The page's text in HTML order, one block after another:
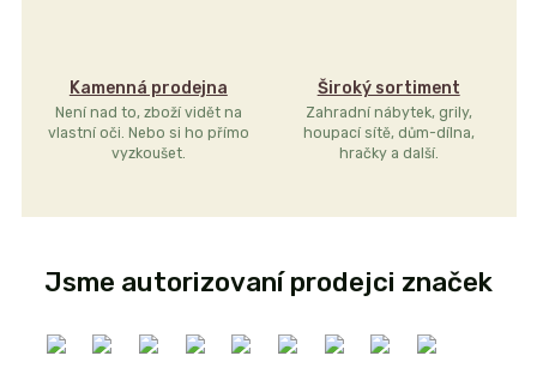
Kamenná prodejna
Není nad to, zboží vidět na
vlastní oči. Nebo si ho přímo
vyzkoušet.
Široký sortiment
Zahradní nábytek, grily,
houpací sítě, dům-dílna,
hračky a další.
Jsme autorizovaní prodejci značek